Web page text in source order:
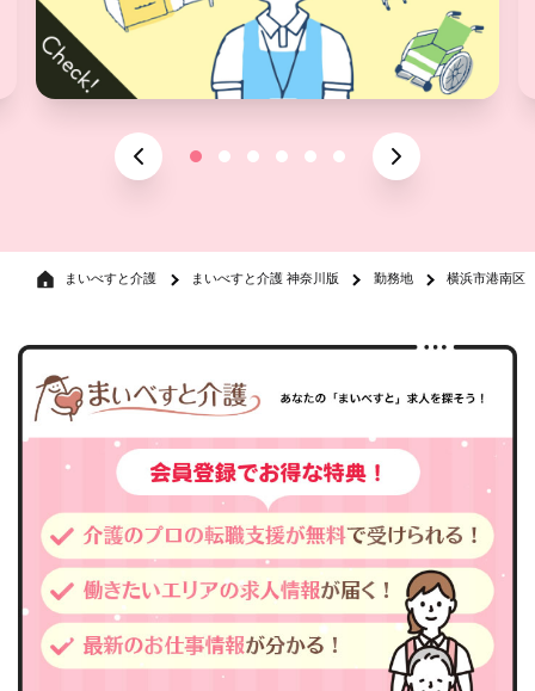
まいべすと介護 まいべすと介護 神奈川版 勤務地 横浜市港南区